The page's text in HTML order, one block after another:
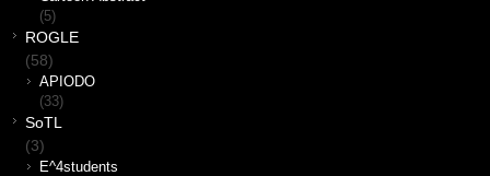
(5)
ROGLE
(58)
APIODO
(33)
SoTL
(3)
E^4students